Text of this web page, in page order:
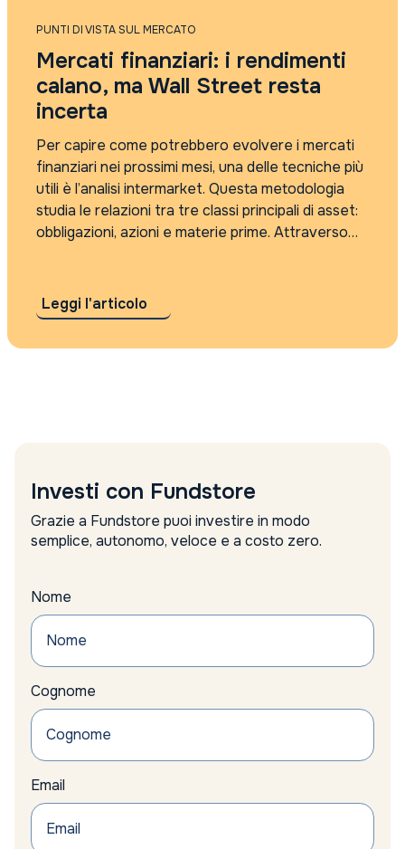
PUNTI DI VISTA SUL MERCATO
Mercati finanziari: i rendimenti
calano, ma Wall Street resta
incerta
Per capire come potrebbero evolvere i mercati
finanziari nei prossimi mesi, una delle tecniche più
utili è l’analisi intermarket. Questa metodologia
studia le relazioni tra tre classi principali di asset:
obbligazioni, azioni e materie prime. Attraverso
Leggi l'articolo
Investi con Fundstore
Grazie a Fundstore puoi investire in modo
semplice, autonomo, veloce e a costo zero.
Nome
Cognome
Email